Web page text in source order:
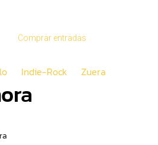
Comprar entradas
Indie-Rock Zuera